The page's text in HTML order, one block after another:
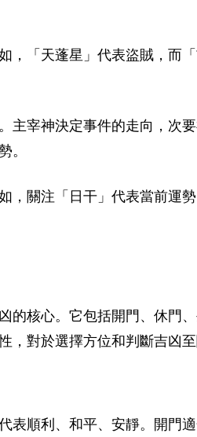
，「天蓬星」代表盜賊，而
主宰神決定事件的走向，次
。
，關注「日干」代表當前運
的核心。它包括開門、休門
，對於選擇方位和判斷吉凶至
表順利、和平、安靜。開門